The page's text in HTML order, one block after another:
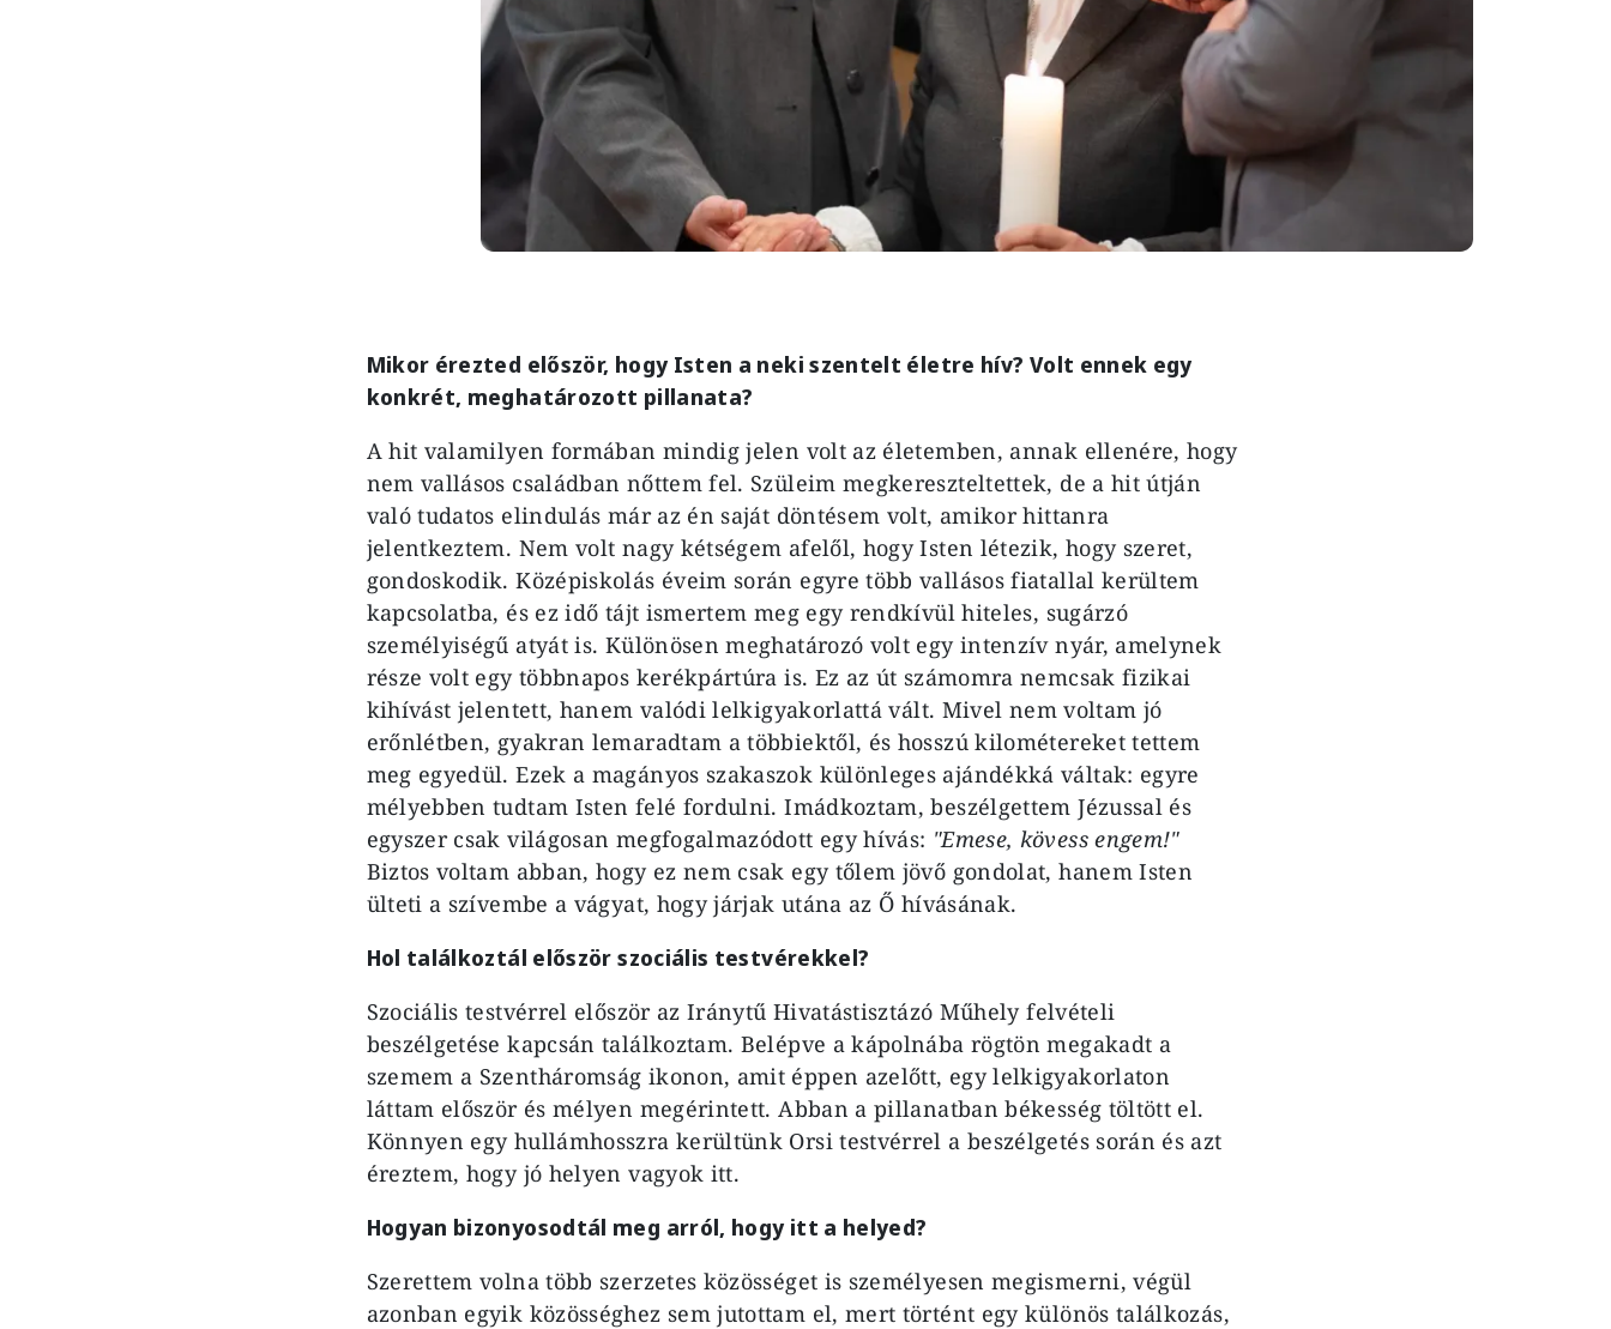
Mikor érezted először, hogy Isten a neki szentelt életre hív? Volt ennek egy
konkrét, meghatározott pillanata?
A hit valamilyen formában mindig jelen volt az életemben, annak ellenére, hogy
nem vallásos családban nőttem fel. Szüleim megkereszteltettek, de a hit útján
való tudatos elindulás már az én saját döntésem volt, amikor hittanra
jelentkeztem. Nem volt nagy kétségem afelől, hogy Isten létezik, hogy szeret,
gondoskodik. Középiskolás éveim során egyre több vallásos fiatallal kerültem
kapcsolatba, és ez idő tájt ismertem meg egy rendkívül hiteles, sugárzó
személyiségű atyát is. Különösen meghatározó volt egy intenzív nyár, amelynek
része volt egy többnapos kerékpártúra is. Ez az út számomra nemcsak fizikai
kihívást jelentett, hanem valódi lelkigyakorlattá vált. Mivel nem voltam jó
erőnlétben, gyakran lemaradtam a többiektől, és hosszú kilométereket tettem
meg egyedül. Ezek a magányos szakaszok különleges ajándékká váltak: egyre
mélyebben tudtam Isten felé fordulni. Imádkoztam, beszélgettem Jézussal és
egyszer csak világosan megfogalmazódott egy hívás: "Emese, kövess engem!"
Biztos voltam abban, hogy ez nem csak egy tőlem jövő gondolat, hanem Isten
ülteti a szívembe a vágyat, hogy járjak utána az Ő hívásának.
Hol találkoztál először szociális testvérekkel?
Szociális testvérrel először az Iránytű Hivatástisztázó Műhely felvételi
beszélgetése kapcsán találkoztam. Belépve a kápolnába rögtön megakadt a
szemem a Szentháromság ikonon, amit éppen azelőtt, egy lelkigyakorlaton
láttam először és mélyen megérintett. Abban a pillanatban békesség töltött el.
Könnyen egy hullámhosszra kerültünk Orsi testvérrel a beszélgetés során és azt
éreztem, hogy jó helyen vagyok itt.
Hogyan bizonyosodtál meg arról, hogy itt a helyed?
Szerettem volna több szerzetes közösséget is személyesen megismerni, végül
azonban egyik közösséghez sem jutottam el, mert történt egy különös találkozás,